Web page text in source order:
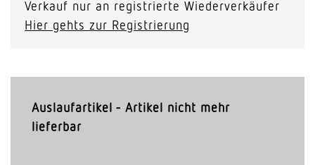
Verkauf nur an registrierte Wiederverkäufer
Hier gehts zur Registrierung
Auslaufartikel - Artikel nicht mehr
lieferbar